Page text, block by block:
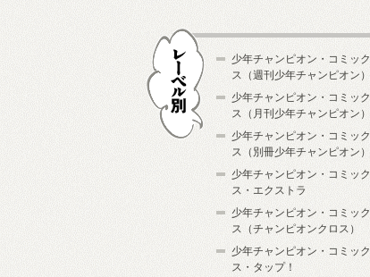
少年チャンピオン・コミック
ス（週刊少年チャンピオン）
少年チャンピオン・コミック
ス（月刊少年チャンピオン）
少年チャンピオン・コミック
ス（別冊少年チャンピオン）
少年チャンピオン・コミック
ス・エクストラ
少年チャンピオン・コミック
ス（チャンピオンクロス）
少年チャンピオン・コミック
ス・タップ！